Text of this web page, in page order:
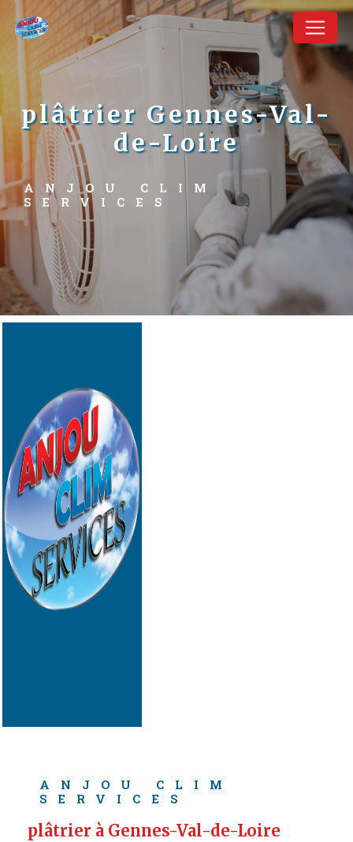
plâtrier Gennes-Val-
de-Loire
ANJOU CLIM
SERVICES
ANJOU CLIM
SERVICES
plâtrier à Gennes-Val-de-Loire
Panneau de gestion des cookies